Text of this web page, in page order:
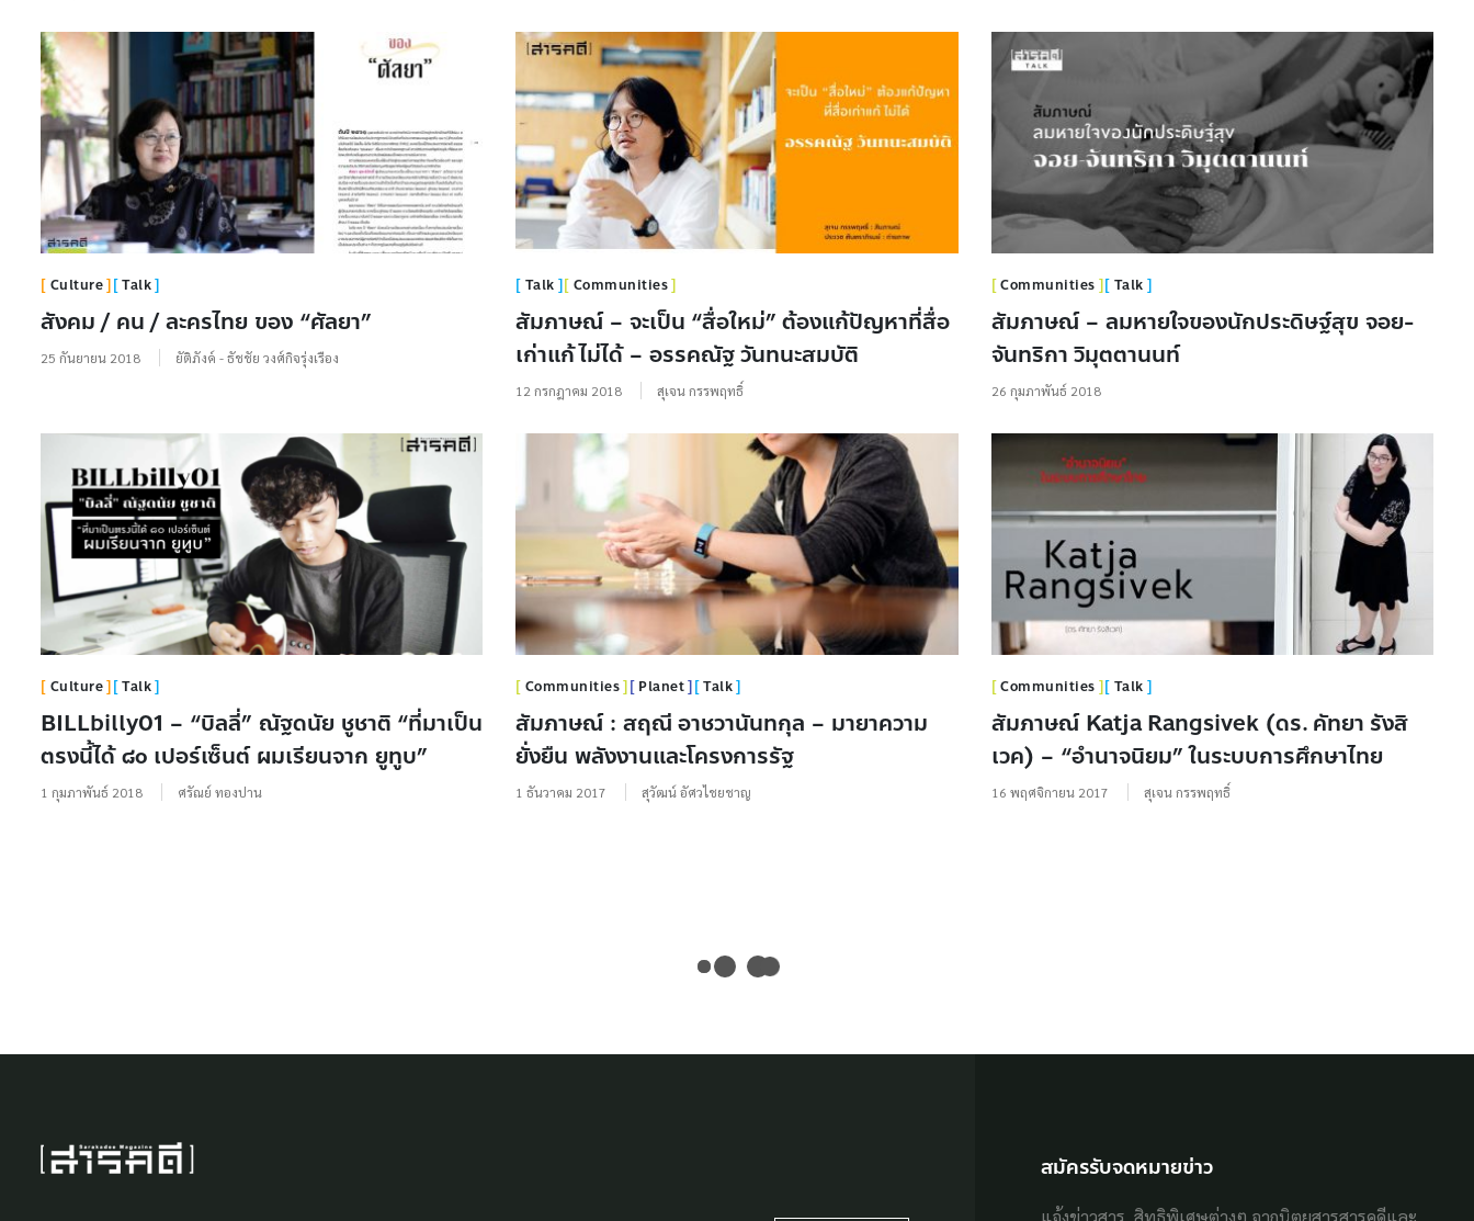
Culture Talk
สังคม / คน / ละครไทย ของ “ศัลยา”
25 กันยายน 2018 ยัติภังค์ - ธัชชัย วงศ์กิจรุ่งเรือง
Talk Communities
สัมภาษณ์ – จะเป็น “สื่อใหม่” ต้องแก้ปัญหาที่สื่อ
เก่าแก้ ไม่ได้ – อรรคณัฐ วันทนะสมบัติ
12 กรกฎาคม 2018 สุเจน กรรพฤทธิ์
Communities Talk
สัมภาษณ์ – ลมหายใจของนักประดิษฐ์สุข จอย-
จันทริกา วิมุตตานนท์
26 กุมภาพันธ์ 2018
Culture Talk
BILLbilly01 – “บิลลี่” ณัฐดนัย ชูชาติ “ที่มาเป็น
ตรงนี้ได้ ๘๐ เปอร์เซ็นต์ ผมเรียนจาก ยูทูบ”
1 กุมภาพันธ์ 2018 ศรัณย์ ทองปาน
Communities Planet Talk
สัมภาษณ์ : สฤณี อาชวานันทกุล – มายาความ
ยั่งยืน พลังงานและโครงการรัฐ
1 ธันวาคม 2017 สุวัฒน์ อัศวไชยชาญ
Communities Talk
สัมภาษณ์ Katja Rangsivek (ดร. คัทยา รังสิ
เวค) – “อำนาจนิยม” ในระบบการศึกษาไทย
16 พฤศจิกายน 2017 สุเจน กรรพฤทธิ์
สมัครรับจดหมายข่าว